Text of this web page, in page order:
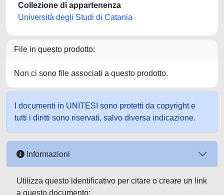
Collezione di appartenenza
Università degli Studi di Catania
File in questo prodotto:
Non ci sono file associati a questo prodotto.
I documenti in UNITESI sono protetti da copyright e
tutti i diritti sono riservati, salvo diversa indicazione.
Informazioni
Utilizza questo identificativo per citare o creare un link
a questo documento: